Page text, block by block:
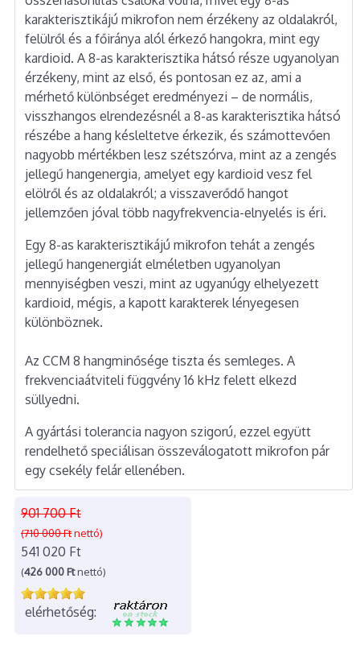
karakterisztikájú mikrofon nem érzékeny az oldalakról,
felülről és a főiránya alól érkező hangokra, mint egy
kardioid. A 8-as karakterisztika hátsó része ugyanolyan
érzékeny, mint az első, és pontosan ez az, ami a
mérhető különbséget eredményezi – de normális,
visszhangos elrendezésnél a 8-as karakterisztika hátsó
részébe a hang késleltetve érkezik, és számottevően
nagyobb mértékben lesz szétszórva, mint az a zengés
jellegű hangenergia, amelyet egy kardioid vesz fel
elölről és az oldalakról; a visszaverődő hangot
jellemzően jóval több nagyfrekvencia-elnyelés is éri.
Egy 8-as karakterisztikájú mikrofon tehát a zengés
jellegű hangenergiát elméletben ugyanolyan
mennyiségben veszi, mint az ugyanúgy elhelyezett
kardioid, mégis, a kapott karakterek lényegesen
különböznek.
Az CCM 8 hangminősége tiszta és semleges. A
frekvenciaátviteli függvény 16 kHz felett elkezd
süllyedni.
A gyártási tolerancia nagyon szigorú, ezzel együtt
rendelhető speciálisan összeválogatott mikrofon pár
egy csekély felár ellenében.
901 700 Ft
(710 000 Ftnettó)
541 020 Ft
(426 000 Ftnettó)
elérhetőség: